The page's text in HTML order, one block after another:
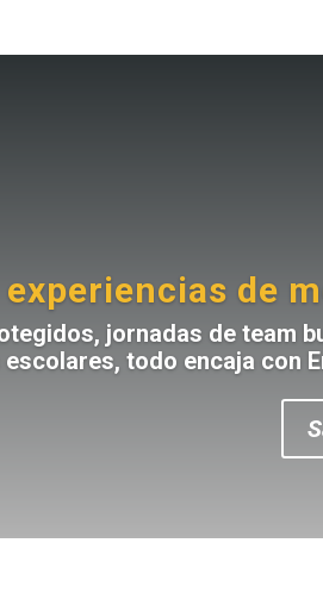
de
jornadas de team
todo encaja con